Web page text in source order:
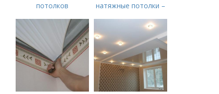
потолков
натяжные потолки –
отказаться?